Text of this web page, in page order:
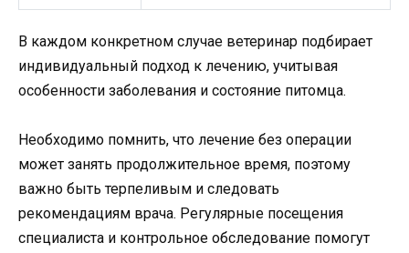
В каждом конкретном случае ветеринар подбирает
индивидуальный подход к лечению, учитывая
особенности заболевания и состояние питомца.
Необходимо помнить, что лечение без операции
может занять продолжительное время, поэтому
важно быть терпеливым и следовать
рекомендациям врача. Регулярные посещения
специалиста и контрольное обследование помогут